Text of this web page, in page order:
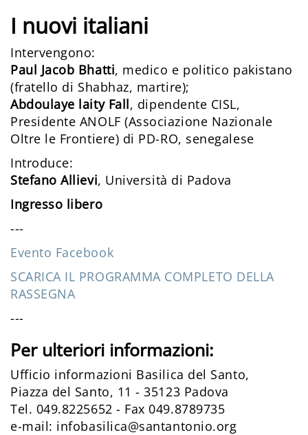
I nuovi italiani
Intervengono:
Paul Jacob Bhatti, medico e politico pakistano
(fratello di Shabhaz, martire);
Abdoulaye laity Fall, dipendente CISL,
Presidente ANOLF (Associazione Nazionale
Oltre le Frontiere) di PD-RO, senegalese
Introduce:
Stefano Allievi, Università di Padova
​Ingresso libero
---
Evento Facebook
SCARICA IL PROGRAMMA COMPLETO DELLA
RASSEGNA
---
Per ulteriori informazioni:
Ufficio informazioni Basilica del Santo,
Piazza del Santo, 11 - 35123 Padova
Tel. 049.8225652 - Fax 049.8789735
e-mail: infobasilica@santantonio.org